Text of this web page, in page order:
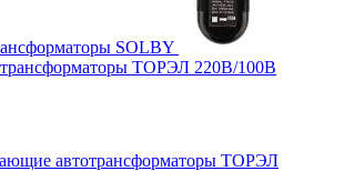
SOLBY
ТОРЭЛ 220В/100В
автотрансформаторы ТОРЭЛ